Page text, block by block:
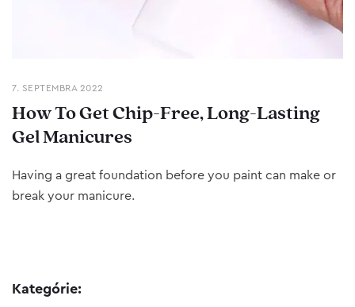
7. SEPTEMBRA 2022
How To Get Chip-Free, Long-Lasting
Gel Manicures
Having a great foundation before you paint can make or
break your manicure.
Kategórie: